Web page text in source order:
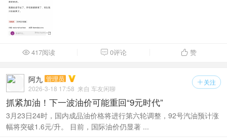
417阅读  0评论  赞
 关注
阿九 管理员
2026-3-18 17:58 来自 车友闲聊
抓紧加油！下一波油价可能重回“9元时代”
3月23日24时，国内成品油价格将进行第六轮调整，92号汽油预计涨
幅将突破1.6元/升。 目前，国际油价仍显著 ...